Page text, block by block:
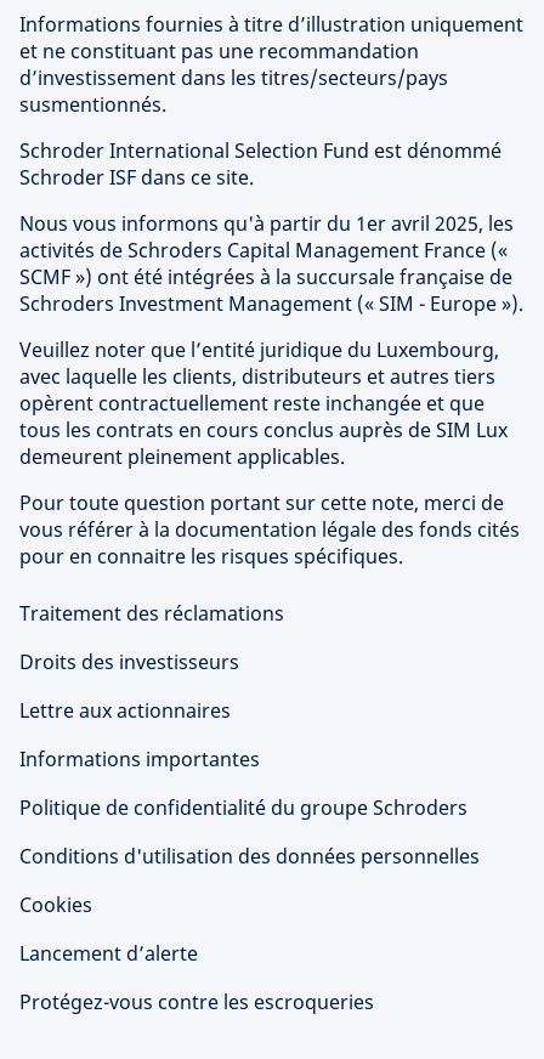
Informations fournies à titre d’illustration uniquement
et ne constituant pas une recommandation
d’investissement dans les titres/secteurs/pays
susmentionnés.
Schroder International Selection Fund est dénommé
Schroder ISF dans ce site.
Nous vous informons qu'à partir du 1er avril 2025, les
activités de Schroders Capital Management France («
SCMF ») ont été intégrées à la succursale française de
Schroders Investment Management (« SIM - Europe »).
Veuillez noter que l’entité juridique du Luxembourg,
avec laquelle les clients, distributeurs et autres tiers
opèrent contractuellement reste inchangée et que
tous les contrats en cours conclus auprès de SIM Lux
demeurent pleinement applicables.
Pour toute question portant sur cette note, merci de
vous référer à la documentation légale des fonds cités
pour en connaitre les risques spécifiques.
Traitement des réclamations
Droits des investisseurs
Lettre aux actionnaires
Informations importantes
Politique de confidentialité du groupe Schroders
Conditions d'utilisation des données personnelles
Cookies
Lancement d’alerte
Protégez-vous contre les escroqueries